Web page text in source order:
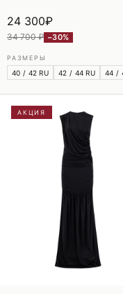
24 300₽
34 700 ₽ −30%
РАЗМЕРЫ
40 / 42 RU 42 / 44 RU 44 /
АКЦИЯ